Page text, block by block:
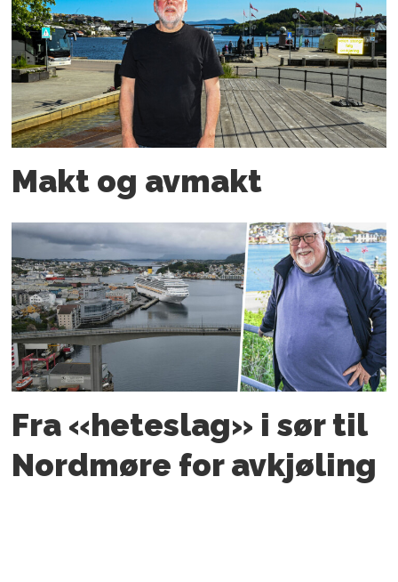
Makt og avmakt
Fra «heteslag» i sør til
Nordmøre for avkjøling